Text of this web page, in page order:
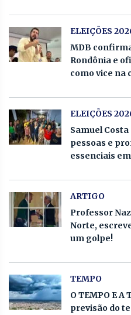
ELEIÇÕES
MDB
Rondônia e
como vice na
ELEIÇÕES
Samuel
pessoas e
essenciais
ARTIGO
Professor
Norte,
um golpe!
TEMPO
O TEMPO E A
previsão do